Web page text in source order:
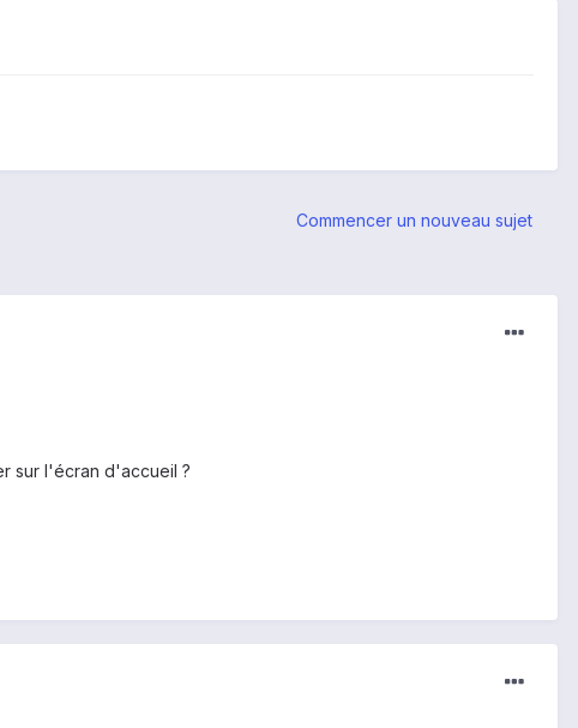
Commencer un nouveau sujet
sur l'écran d'accueil ?